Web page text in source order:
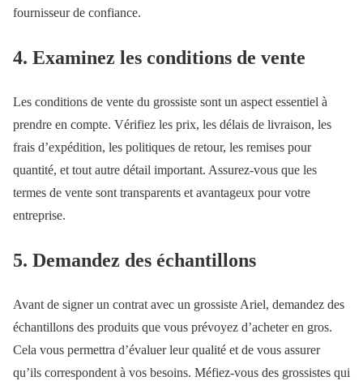
fournisseur de confiance.
4. Examinez les conditions de vente
Les conditions de vente du grossiste sont un aspect essentiel à
prendre en compte. Vérifiez les prix, les délais de livraison, les
frais d’expédition, les politiques de retour, les remises pour
quantité, et tout autre détail important. Assurez-vous que les
termes de vente sont transparents et avantageux pour votre
entreprise.
5. Demandez des échantillons
Avant de signer un contrat avec un grossiste Ariel, demandez des
échantillons des produits que vous prévoyez d’acheter en gros.
Cela vous permettra d’évaluer leur qualité et de vous assurer
qu’ils correspondent à vos besoins. Méfiez-vous des grossistes qui